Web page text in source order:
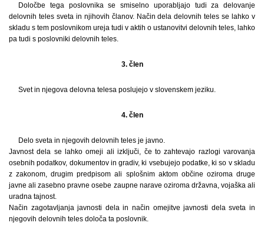
Določbe tega poslovnika se smiselno uporabljajo tudi za delovanje
delovnih teles sveta in njihovih članov. Način dela delovnih teles se lahko v
skladu s tem poslovnikom ureja tudi v aktih o ustanovitvi delovnih teles, lahko
pa tudi s poslovniki delovnih teles.
3. člen
Svet in njegova delovna telesa poslujejo v slovenskem jeziku.
4. člen
Delo sveta in njegovih delovnih teles je javno.
Javnost dela se lahko omeji ali izključi, če to zahtevajo razlogi varovanja
osebnih podatkov, dokumentov in gradiv, ki vsebujejo podatke, ki so v skladu
z zakonom, drugim predpisom ali splošnim aktom občine oziroma druge
javne ali zasebno pravne osebe zaupne narave oziroma državna, vojaška ali
uradna tajnost.
Način zagotavljanja javnosti dela in način omejitve javnosti dela sveta in
njegovih delovnih teles določa ta poslovnik.